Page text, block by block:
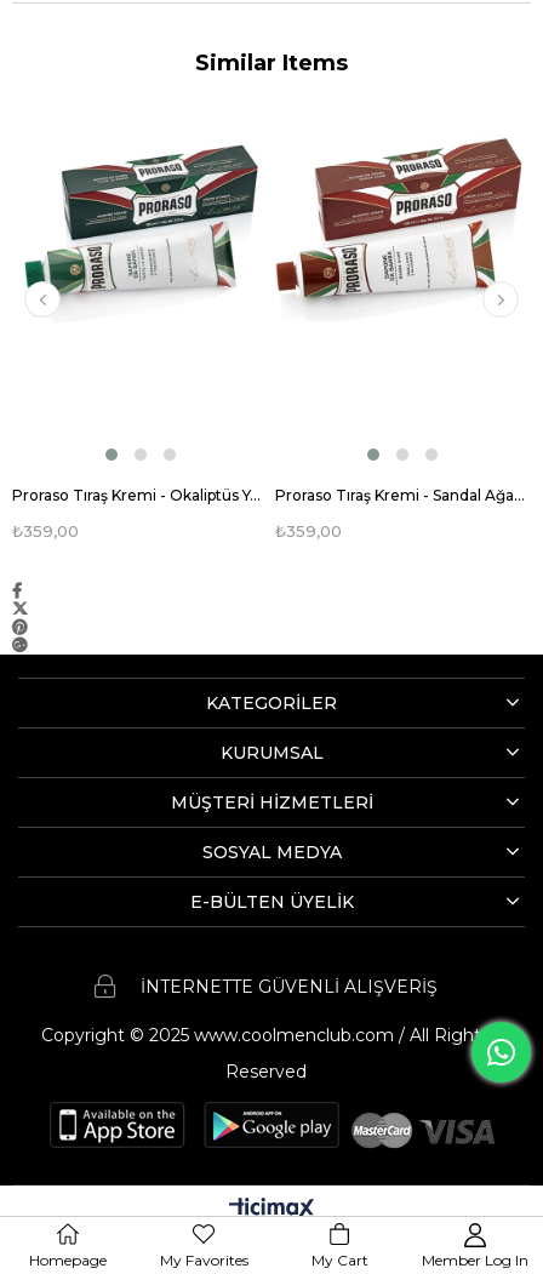
Similar Items
Proraso Tıraş Kremi - Okaliptüs Yağı - 150 ml
₺359,00
Proraso Tıraş Kremi - Sandal Ağacı - 150 ml
₺359,00
KATEGORİLER
KURUMSAL
MÜŞTERİ HİZMETLERİ
SOSYAL MEDYA
E-BÜLTEN ÜYELİK
İNTERNETTE GÜVENLİ ALIŞVERİŞ
Copyright © 2025 www.coolmenclub.com / All Rights
Reserved
Homepage My Favorites My Cart Member Log In